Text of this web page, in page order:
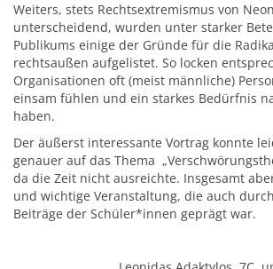
Weiters, stets Rechtsextremismus von
unterscheidend, wurden unter starker
Publikums einige der Gründe für die
rechtsaußen aufgelistet. So locken
Organisationen oft (meist männliche)
einsam fühlen und ein starkes Bedürfnis
haben.
Der äußerst interessante Vortrag konnte
genauer auf das Thema
da die Zeit nicht ausreichte. Insgesamt
und wichtige Veranstaltung, die auch
Beiträge der Schüler*innen geprägt war.